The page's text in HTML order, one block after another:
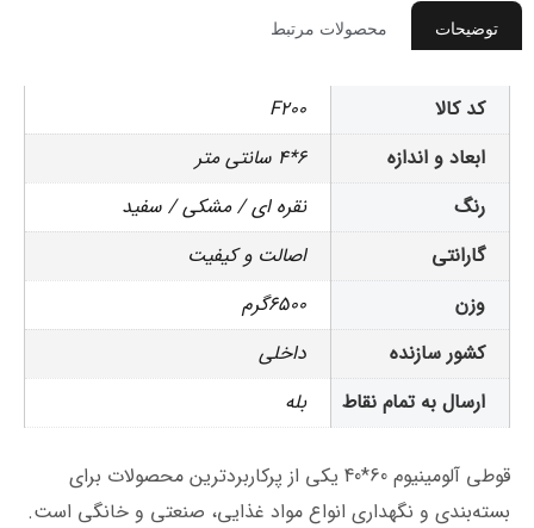
توضیحات محصولات مرتبط
کد کالا
F200
ابعاد و اندازه
6*4 سانتی متر
رنگ
نقره ای / مشکی / سفید
گارانتی
اصالت و کیفیت
وزن
6500گرم
کشور سازنده
داخلی
ارسال به تمام نقاط
بله
قوطی آلومینیوم 60*40 یکی از پرکاربردترین محصولات برای
بسته‌بندی و نگهداری انواع مواد غذایی، صنعتی و خانگی است.